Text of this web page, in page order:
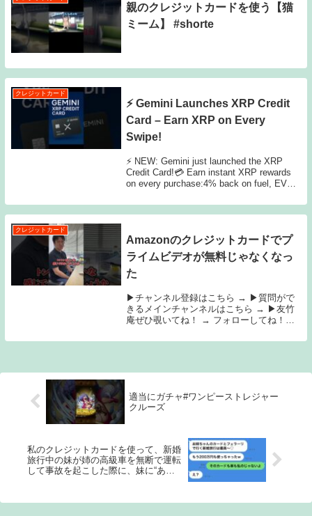
親のクレジットカードを使う【猫
ミーム】 #shorte
クレジットカード
⚡ Gemini Launches XRP Credit
Card – Earn XRP on Every
Swipe!
⚡ NEW: Gemini just launched the XRP
Credit Card!💳 Earn instant XRP rewards
on every purchase:4% back on fuel, EV
クレジットカード
Amazonのクレジットカードでプ
ライムビデオが無料じゃなくなっ
た
▶チャンネル登録はこちら → ▶質問がで
きるメインチャンネルはこちら → ▶友竹
庵ぜひ覗いてね！ → フォローしてね！
マックスむらい部もよろしく！◆動画広
適当にガチャ#ワンピーストレジャー
クルーズ
私のクレジットカードを使って、新婚
旅行中の妹が姉の高級車を無断で運転
して事故を起こした際に、妹に“ある